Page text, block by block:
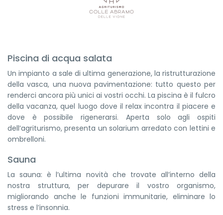
Piscina di acqua salata
Un impianto a sale di ultima generazione, la ristrutturazione
della vasca, una nuova pavimentazione: tutto questo per
renderci ancora più unici ai vostri occhi. La piscina è il fulcro
della vacanza, quel luogo dove il relax incontra il piacere e
dove è possibile rigenerarsi. Aperta solo agli ospiti
dell’agriturismo, presenta un solarium arredato con lettini e
ombrelloni.
Sauna
La sauna: è l’ultima novità che trovate all’interno della
nostra struttura, per depurare il vostro organismo,
migliorando anche le funzioni immunitarie, eliminare lo
stress e l’insonnia.